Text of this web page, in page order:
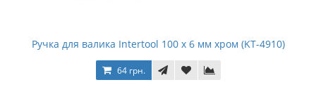
Ручка для валика Intertool 100 х 6 мм хром (KT-4910)
64 грн.